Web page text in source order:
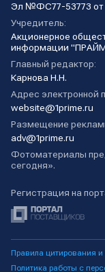
Эл №ФС77-53773 от
Учредитель:
Акционерное
информации
Главный редактор:
Карнова Н.Н.
Адрес электронной
website@1prime.ru
Размещение
adv@1prime.ru
Фотоматериалы
сегодня».
Регистрация на
Правила цитирования
Политика работы с